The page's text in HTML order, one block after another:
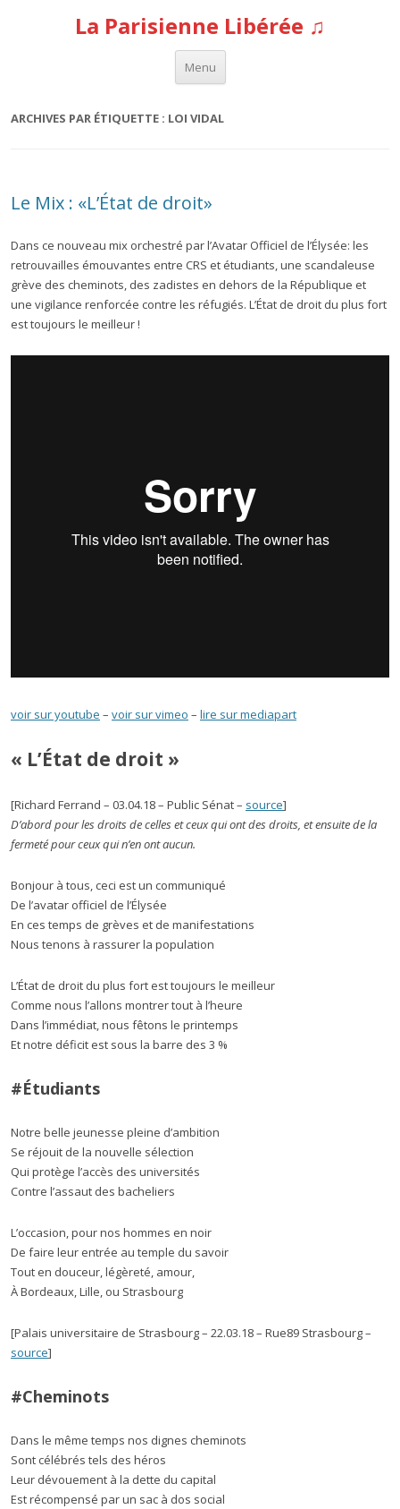
La Parisienne Libérée ♫
Menu
Aller au contenu
ARCHIVES PAR ÉTIQUETTE : LOI VIDAL
Le Mix : «L’État de droit»
Dans ce nouveau mix orchestré par l’Avatar Officiel de l’Élysée: les
retrouvailles émouvantes entre CRS et étudiants, une scandaleuse
grève des cheminots, des zadistes en dehors de la République et
une vigilance renforcée contre les réfugiés. L’État de droit du plus fort
est toujours le meilleur !
voir sur youtube – voir sur vimeo – lire sur mediapart
« L’État de droit »
[Richard Ferrand – 03.04.18 – Public Sénat – source]
D’abord pour les droits de celles et ceux qui ont des droits, et ensuite de la
fermeté pour ceux qui n’en ont aucun.
Bonjour à tous, ceci est un communiqué
De l’avatar officiel de l’Élysée
En ces temps de grèves et de manifestations
Nous tenons à rassurer la population
L’État de droit du plus fort est toujours le meilleur
Comme nous l’allons montrer tout à l’heure
Dans l’immédiat, nous fêtons le printemps
Et notre déficit est sous la barre des 3 %
#Étudiants
Notre belle jeunesse pleine d’ambition
Se réjouit de la nouvelle sélection
Qui protège l’accès des universités
Contre l’assaut des bacheliers
L’occasion, pour nos hommes en noir
De faire leur entrée au temple du savoir
Tout en douceur, légèreté, amour,
À Bordeaux, Lille, ou Strasbourg
[Palais universitaire de Strasbourg – 22.03.18 – Rue89 Strasbourg –
source]
#Cheminots
Dans le même temps nos dignes cheminots
Sont célébrés tels des héros
Leur dévouement à la dette du capital
Est récompensé par un sac à dos social